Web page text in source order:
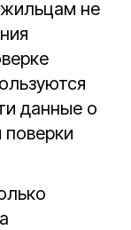
не
данные о